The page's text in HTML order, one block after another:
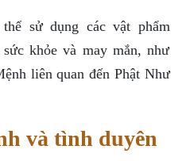
sử dụng các vật phẩm
khỏe và may mắn, như
liên quan đến Phật Như
và tình duyên